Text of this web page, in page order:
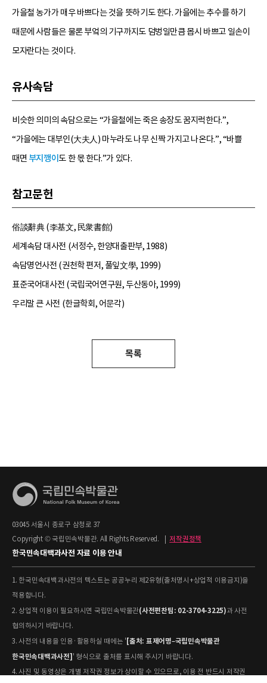
가을철 농가가 매우 바쁘다는 것을 뜻하기도 한다. 가을에는 추수를 하기
때문에 사람들은 물론 부엌의 기구까지도 덤벙일만큼 몹시 바쁘고 일손이
모자란다는 것이다.
유사속담
비슷한 의미의 속담으로는 “가을철에는 죽은 송장도 꿈지럭한다.”,
“가을에는 대부인(大夫人) 마누라도 나무 신짝 가지고 나온다.”, “바쁠
때면 부지깽이 도 한 몫 한다.”가 있다.
참고문헌
俗談辭典 (李基文, 民衆書館)
세계속담 대사전 (서정수, 한양대출판부, 1988)
속담명언사전 (권천학 편저, 풀잎文學, 1999)
표준국어대사전 (국립국어연구원, 두산동아, 1999)
우리말 큰 사전 (한글학회, 어문각)
목록
03045 서울시 종로구 삼청로 37
Copyright © 국립민속박물관. All Rights Reserved.
저작권정책
한국민속대백과사전 자료 이용 안내
1. 한국민속대백과사전의 텍스트는 공공누리 제2유형(출처명시+상업적 이용금지)을
적용합니다.
2. 상업적 이용이 필요하시면 국립민속박물관(사전편찬팀: 02-3704-3225)과 사전
협의하시기 바랍니다.
3. 사전의 내용을 인용·활용하실 때에는 ' [출처: 표제어명–국립민속박물관
한국민속대백과사전] ' 형식으로 출처를 표시해 주시기 바랍니다.
4. 사진 및 동영상은 개별 저작권 정보가 상이할 수 있으므로, 이용 전 반드시 저작권